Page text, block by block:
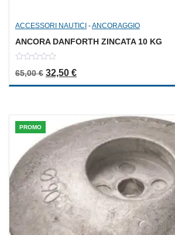
ACCESSORI NAUTICI -ANCORAGGIO
ANCORA DANFORTH ZINCATA 10 KG
out
of
65,00€ Il prezzo originale era: 65,00 €.
32,50 €Il prezzo attuale è:
PROMO